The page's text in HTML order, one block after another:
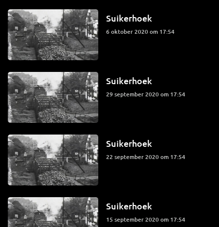
Suikerhoek
6 oktober 2020 om 17:54
Suikerhoek
29 september 2020 om 17:54
Suikerhoek
22 september 2020 om 17:54
Suikerhoek
15 september 2020 om 17:54